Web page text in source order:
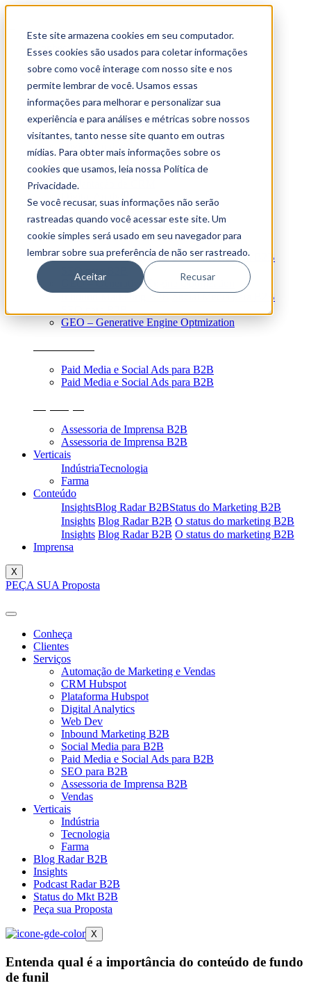
Este site armazena cookies em seu computador.
Esses cookies são usados para coletar informações
sobre como você interage com nosso site e nos
permite lembrar de você. Usamos essas
informações para melhorar e personalizar sua
experiência e para análises e métricas sobre nossos
visitantes, tanto nesse site quanto em outras
mídias. Para obter mais informações sobre os
cookies que usamos, leia nossa Política de
Privacidade.
Se você recusar, suas informações não serão
rastreadas quando você acessar este site. Um
cookie simples será usado em seu navegador para
lembrar sobre sua preferência de não ser rastreado.
Aceitar Recusar
Conheça
Serviços
Tech Stack
Automação de Marketing
Implantação de CRM
Digital Analytics
Web Dev
Automação de Marketing
Implantação de CRM
Digital Analytics
Web Dev
Estratégias Digitais
Inbound Marketing B2B Social Media para B2B
SEO para B2B
GEO – Generative Engine Optmization
Inbound Marketing B2B Social Media para B2B
GEO – Generative Engine Optmization
Paid Media e Social Ads para B2B
Paid Media e Social Ads para B2B
Assessoria de Imprensa B2B
Assessoria de Imprensa B2B
Verticais
IndústriaTecnologia
Farma
Conteúdo
InsightsBlog Radar B2BStatus do Marketing B2B
Insights Blog Radar B2B O status do marketing B2B
Insights Blog Radar B2B O status do marketing B2B
Imprensa
X
PEÇA SUA Proposta
Conheça
Clientes
Serviços
Automação de Marketing e Vendas
CRM Hubspot
Plataforma Hubspot
Digital Analytics
Web Dev
Inbound Marketing B2B
Social Media para B2B
Paid Media e Social Ads para B2B
SEO para B2B
Assessoria de Imprensa B2B
Vendas
Verticais
Indústria
Tecnologia
Farma
Blog Radar B2B
Insights
Podcast Radar B2B
Status do Mkt B2B
Peça sua Proposta
X
Entenda qual é a importância do conteúdo de fundo
de funil